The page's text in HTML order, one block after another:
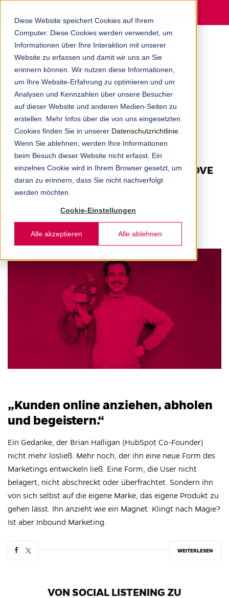
Diese Website speichert Cookies auf Ihrem
Computer. Diese Cookies werden verwendet, um
Informationen über Ihre Interaktion mit unserer
Website zu erfassen und damit wir uns an Sie
erinnern können. Wir nutzen diese Informationen,
um Ihre Website-Erfahrung zu optimieren und um
Analysen und Kennzahlen über unsere Besucher
auf dieser Website und anderen Medien-Seiten zu
erstellen. Mehr Infos über die von uns eingesetzten
Cookies finden Sie in unserer Datenschutzrichtlinie
Wenn Sie ablehnen, werden Ihre Informationen
beim Besuch dieser Website nicht erfasst. Ein
einzelnes Cookie wird in Ihrem Browser gesetzt, um
daran zu erinnern, dass Sie nicht nachverfolgt
werden möchten.
Cookie-Einstellungen
Alle akzeptieren Alle ablehnen
ERFAHREN SIE AUF DEM BLOG ALLES
RUND UM DIE DIGITALAGENTUR AUS
BEREIT FÜR DIE NEUE MARKETING LOVE
EXPERIENCE?
ANN-KATHRIN KÖNIGSTEDT
„Kunden online anziehen, abholen
und begeistern.“
Ein Gedanke, der Brian Halligan (HubSpot Co-Founder)
nicht mehr losließ. Mehr noch, der ihn eine neue Form des
Marketings entwickeln ließ. Eine Form, die User nicht
belagert, nicht abschreckt oder überfrachtet. Sondern ihn
von sich selbst auf die eigene Marke, das eigene Produkt zu
gehen lässt. Ihn anzieht wie ein Magnet. Klingt nach Magie?
Ist aber Inbound Marketing.
WEITERLESEN
VON SOCIAL LISTENING ZU